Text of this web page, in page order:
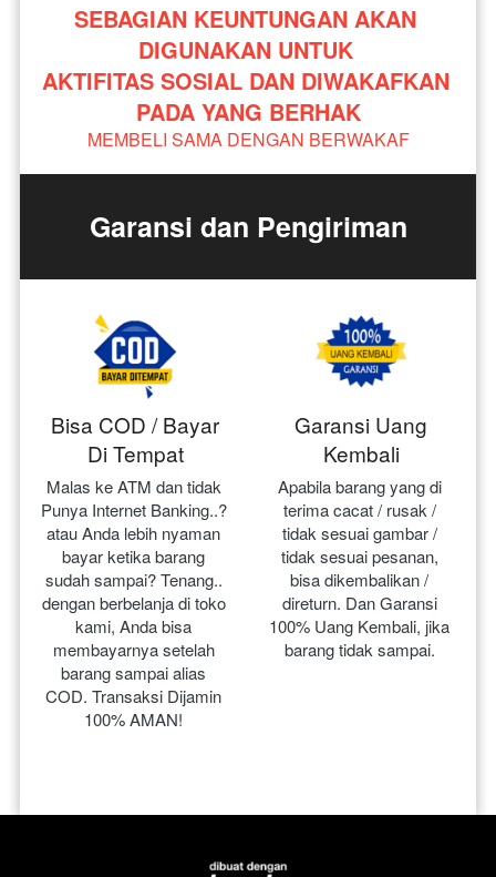
SEBAGIAN KEUNTUNGAN AKAN
DIGUNAKAN UNTUK
AKTIFITAS SOSIAL DAN DIWAKAFKAN
PADA YANG BERHAK
MEMBELI SAMA DENGAN BERWAKAF
Garansi dan Pengiriman
Bisa COD / Bayar
Di Tempat
Malas ke ATM dan tidak
Punya Internet Banking..?
atau Anda lebih nyaman
bayar ketika barang
sudah sampai? Tenang..
dengan berbelanja di toko
kami, Anda bisa
membayarnya setelah
barang sampai alias
COD. Transaksi Dijamin
100% AMAN!
Garansi Uang
Kembali
Apabila barang yang di
terima cacat / rusak /
tidak sesuai gambar /
tidak sesuai pesanan,
bisa dikembalikan /
direturn. Dan Garansi
100% Uang Kembali, jika
barang tidak sampai.